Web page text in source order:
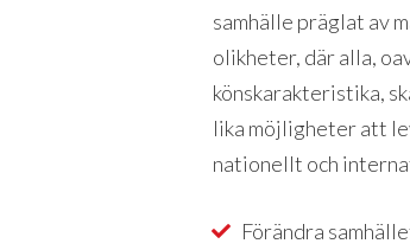
samhälle präglat av
olikheter, där alla,
könskarakteristika,
lika möjligheter att
nationellt och
Förändra